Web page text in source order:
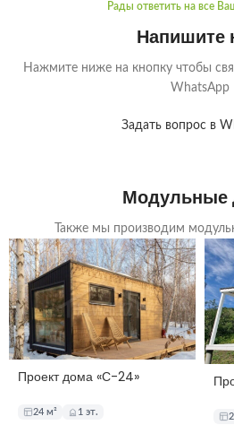
Рады ответить на все
Напишите
Нажмите ниже на кнопку чтобы
WhatsApp
Задать вопрос в
Модульные
Также мы производим
Проект дома «С-24»
24 м² 1 эт.